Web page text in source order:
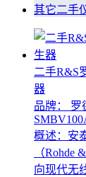
其它二手
二手R&S
器
品牌： 罗
概述：​安
（Rohde
向现代无